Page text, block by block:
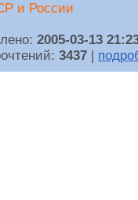
и России
2005-03-13
3437